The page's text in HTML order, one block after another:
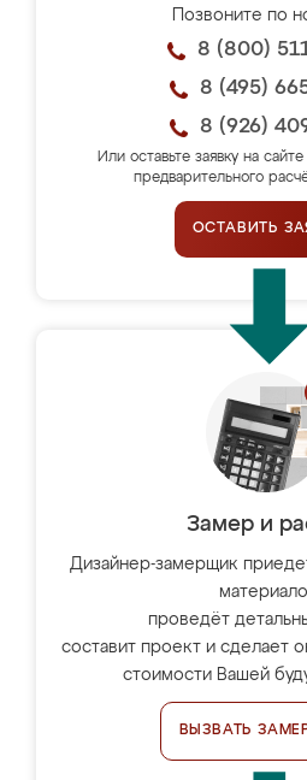
Позвоните по
8 (800)
8 (495)
8 (926)
Или оставьте заявку на
предварительного
ОСТАВИТЬ
Замер и
Дизайнер-замерщик
проведёт
составит проект и сделает
стоимости Вашей
ВЫЗВАТЬ